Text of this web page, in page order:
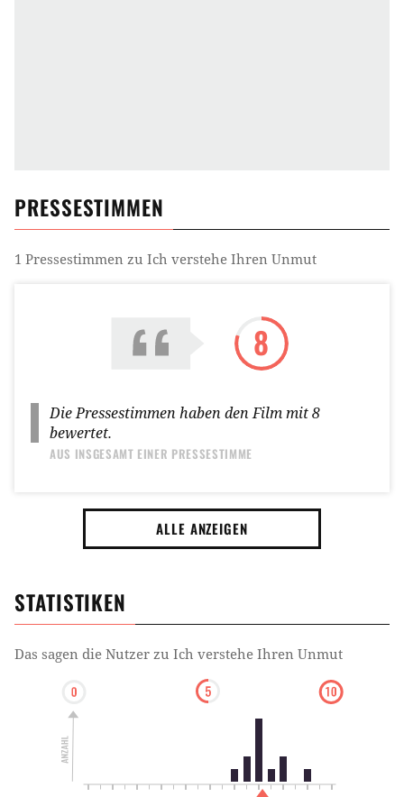
PRESSESTIMMEN
1 Pressestimmen zu Ich verstehe Ihren Unmut
8
Die Pressestimmen haben den Film mit8
bewertet.
AUS INSGESAMT EINER PRESSESTIMME
ALLE ANZEIGEN
STATISTIKEN
Das sagen die Nutzer zu Ich verstehe Ihren Unmut